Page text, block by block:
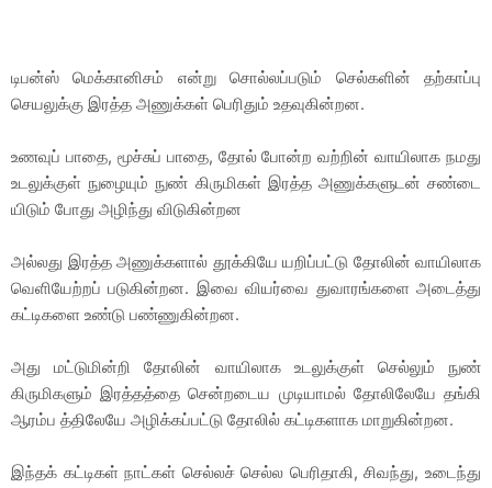
டிபன்ஸ் மெக்கானிசம் என்று சொல்லப்படும் செல்களின் தற்காப்பு
செயலுக்கு இரத்த அணுக்கள் பெரிதும் உதவுகின்றன.
உணவுப் பாதை, மூச்சுப் பாதை, தோல் போன்ற வற்றின் வாயிலாக நமது
உடலுக்குள் நுழையும் நுண் கிருமிகள் இரத்த அணுக்களுடன் சண்டை
யிடும் போது அழிந்து விடுகின்றன
அல்லது இரத்த அணுக்களால் தூக்கியே யறிப்பட்டு தோலின் வாயிலாக
வெளியேற்றப் படுகின்றன. இவை வியர்வை துவாரங்களை அடைத்து
கட்டிகளை உண்டு பண்ணுகின்றன.
அது மட்டுமின்றி தோலின் வாயிலாக உடலுக்குள் செல்லும் நுண்
கிருமிகளும் இரத்தத்தை சென்றடைய முடியாமல் தோலிலேயே தங்கி
ஆரம்ப த்திலேயே அழிக்கப்பட்டு தோலில் கட்டிகளாக மாறுகின்றன.
இந்தக் கட்டிகள் நாட்கள் செல்லச் செல்ல பெரிதாகி, சிவந்து, உடைந்து